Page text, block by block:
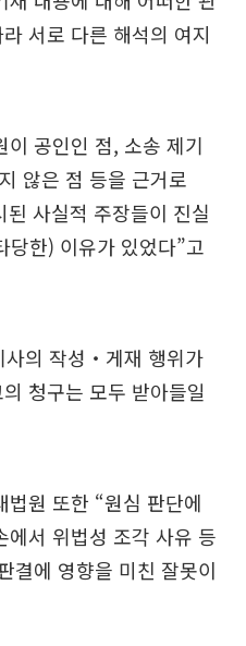
서로 다른 해석의 여지
이 공인인 점, 소송 제기
않은 점 등을 근거로
사실적 주장들이 진실
당한) 이유가 있었다”고
사의 작성‧게재 행위가
청구는 모두 받아들일
원 또한 “원심 판단에
에서 위법성 조각 사유 등
결에 영향을 미친 잘못이